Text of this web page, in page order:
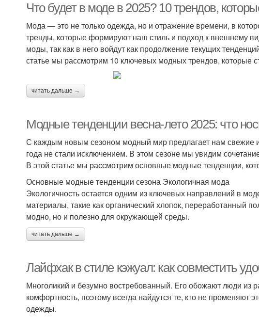
Что будет в моде в 2025? 10 трендов,
Мода — это не только одежда, но и отражение времени, в
тренды, которые формируют наш стиль и подход к внешнему
моды, так как в него войдут как продолжение текущих
статье мы рассмотрим 10 ключевых модных трендов, которые
читать дальше →
Модные тенденции весна-лето 2025: что
С каждым новым сезоном модный мир предлагает нам свежие
года не стали исключением. В этом сезоне мы увидим
В этой статье мы рассмотрим основные модные тенденции,
Основные модные тенденции сезона Экологичная мода
Экологичность остается одним из ключевых направлений в
материалы, такие как органический хлопок, переработанный
модно, но и полезно для окружающей среды.
читать дальше →
Лайфхак в стиле кэжуал: как совместить
Многоликий и безумно востребованный. Его обожают люди из
комфортность, поэтому всегда найдутся те, кто не променяют
одежды.